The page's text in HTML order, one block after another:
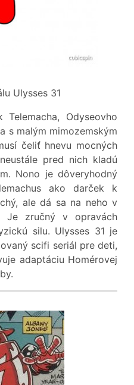
Ulysses 31
Odyseovho
s malým mimozemským
čeliť hnevu mocných
pred nich kladú
Nono je dôveryhodný
ako darček k
ale dá sa na neho v
Je zručný v opravách
silu. Ulysses 31 je
scifi seriál pre deti,
adaptáciu Homérovej